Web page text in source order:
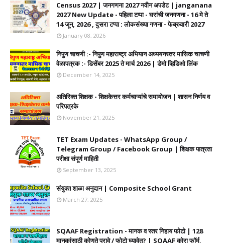
Census 2027 | जनगणना 2027 नवीन अपडेट | janganana
2027 New Update - पहिला टप्पा - घरांची जनगणना - 16 मे ते
14 जून, 2026 , दुसरा टप्पा : लोकसंख्या गणना - फेब्रुवारी 2027
January 08, 2026
निपुण चाचणी :- निपुण महाराष्ट्र अभियान अध्ययनस्तर मासिक चाचणी
वेळापत्रक :- डिसेंबर 2025 ते मार्च 2026 | डेमो व्हिडिओ लिंक
December 14, 2025
अतिरिक्त शिक्षक - शिक्षकेत्तर कर्मचाऱ्यांचे समायोजन | शासन निर्णय व
परिपत्रके
November 21, 2025
TET Exam Updates - WhatsApp Group /
Telegram Group / Facebook Group | शिक्षक पात्रता
परीक्षा संपूर्ण माहिती
September 13, 2025
संयुक्त शाळा अनुदान | Composite School Grant
March 27, 2025
SQAAF Registration - मानक व स्तर निहाय फोटो | 128
मानकांसाठी कोणते पुरावे / फोटो घ्यावेत? | SQAAF कोरा फॉर्म,